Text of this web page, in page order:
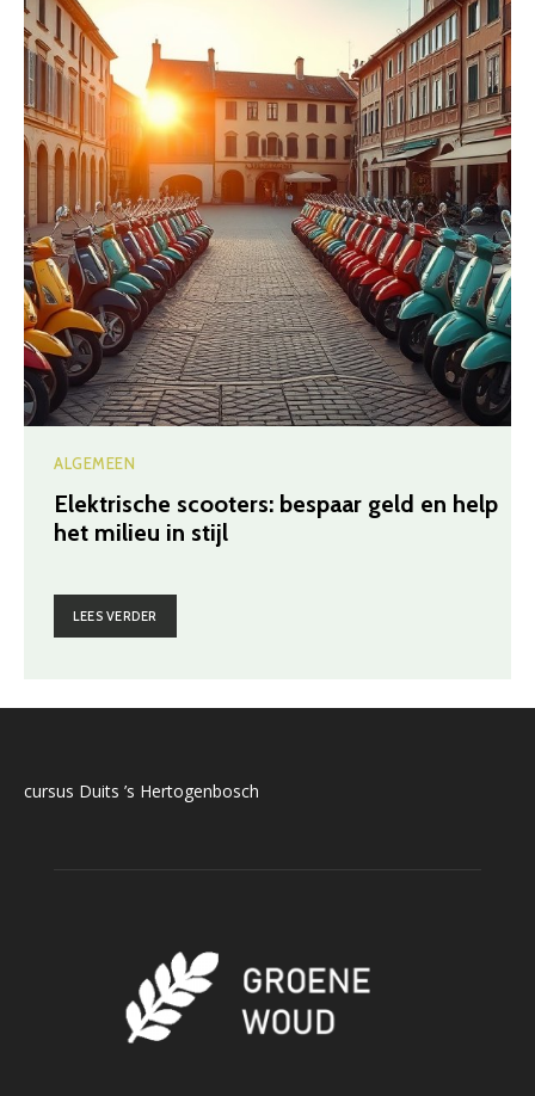
ALGEMEEN
Elektrische scooters: bespaar geld en help
het milieu in stijl
LEES VERDER
cursus Duits ’s Hertogenbosch